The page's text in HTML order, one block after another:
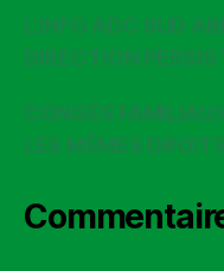
L’INFO ADC SUD
DIRECTION
CONGÉS
LES MÊMES